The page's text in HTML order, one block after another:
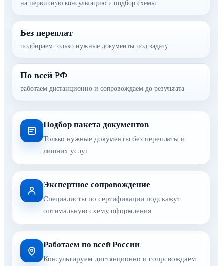
на первичную консультацию и подбор схемы
Без переплат
подбираем только нужные документы под задачу
По всей РФ
работаем дистанционно и сопровождаем до результата
Подбор пакета документов
Только нужные документы без переплаты и
лишних услуг
Экспертное сопровождение
Специалисты по сертификации подскажут
оптимальную схему оформления
Работаем по всей России
Консультируем дистанционно и сопровождаем